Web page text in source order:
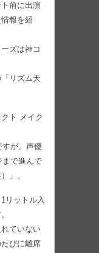
前に出演
報を紹
ズは神コ
リズム天
ト メイク
すが、声優
まで進んで
」、
リットル入
ていない
びに離席